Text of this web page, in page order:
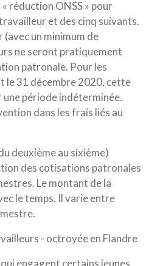
réduction ONSS » pour
et des cinq suivants.
un minimum de
ne seront pratiquement
patronale. Pour les
le 31 décembre 2020, cette
période indéterminée.
dans les frais liés au
deuxième au sixième)
des cotisations patronales
Le montant de la
le temps. Il varie entre
- octroyée en Flandre
engagent certains jeunes